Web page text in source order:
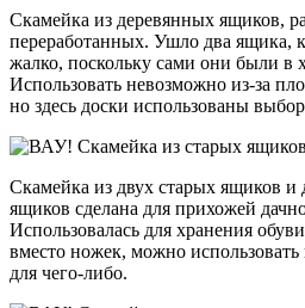
Скамейка из деревянных ящиков,
переработанных. Ушло два ящика,
жалко, поскольку сами они были в
Использовать невозможно из-за
но здесь доски использованы
Скамейка из двух старых ящиков и
ящиков сделана для прихожей
Использовалась для хранения
вместо ножек, можно использовать
для чего-либо.